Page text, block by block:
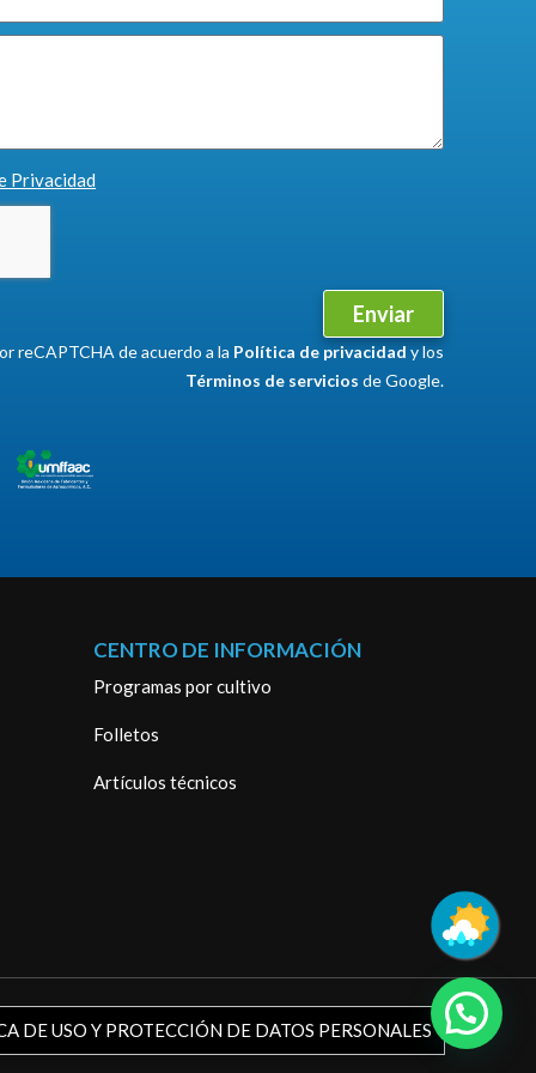
Privacidad
Enviar
reCAPTCHA de acuerdo a la Política de privacidad y los
Términos de servicios de Google.
CENTRO DE INFORMACIÓN
Programas por cultivo
Folletos
Artículos técnicos
DE USO Y PROTECCIÓN DE DATOS PERSONALES